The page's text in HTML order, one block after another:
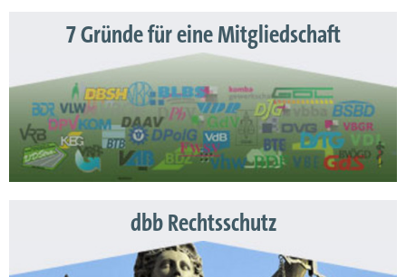
7 Gründe für eine Mitgliedschaft
dbb Rechtsschutz